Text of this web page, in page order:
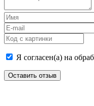
Я согласен(а) на
Оставить отзыв